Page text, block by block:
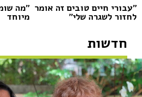
''עבורי חיים טובים זה אומר
לחזור לשגרה שלי''
''מה
מיוחד
חדשות